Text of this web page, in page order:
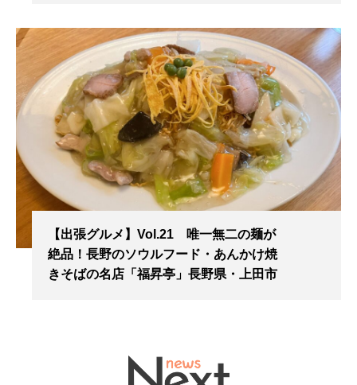
【出張グルメ】Vol.21 唯一無二の麺が
絶品！長野のソウルフード・あんかけ焼
きそばの名店「福昇亭」長野県・上田市